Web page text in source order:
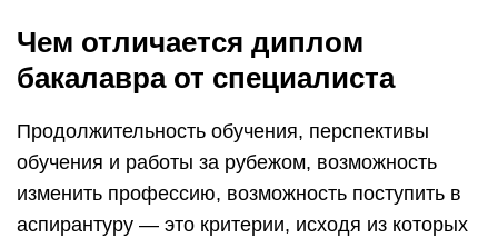
Чем отличается диплом
бакалавра от специалиста
Продолжительность обучения, перспективы
обучения и работы за рубежом, возможность
изменить профессию, возможность поступить в
аспирантуру — это критерии, исходя из которых